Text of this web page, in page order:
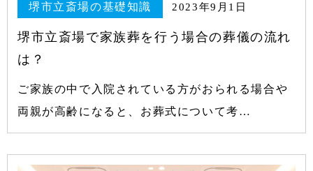
堺市立斎場の基礎知識 2023年9月1日
堺市立斎場で家族葬を行う場合の葬儀の流れ
は？
ご家族の中で入院されている方がおられる場合や
両親が高齢になると、お葬式について考…